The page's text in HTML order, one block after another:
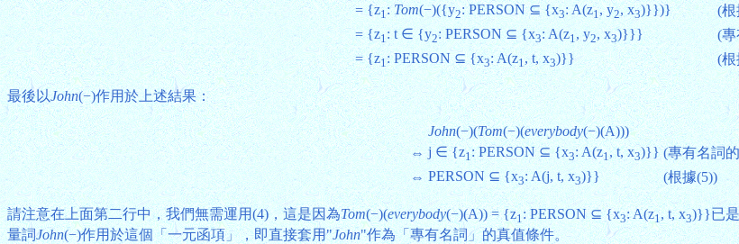
= {z1:Tom(−)({y2: PERSON ⊆ {x3: A(z1, y2, x3)}})}
(根
= {z1: t ∈ {y2: PERSON ⊆ {x3: A(z1, y2, x3)}}}
(
= {z1: PERSON ⊆ {x3: A(z1, t, x3)}} (根
最後以John(−)作用於上述結果：
John(−)(Tom(−)(everybody(−)(A)))
⇔ j ∈ {z1: PERSON ⊆ {x3: A(z1, t, x3)}} (專有名詞
⇔ PERSON ⊆ {x3: A(j, t, x3)}} (根據(5))
請注意在上面第二行中，我們無需運用(4)，這是因為Tom(−)(everybody(−)(A)) = {z1: PERSON ⊆ {x3: A(z1, t, x3)}}已是
量詞John(−)作用於這個「一元函項」，即直接套用"John"作為「專有名詞」的真值條件。